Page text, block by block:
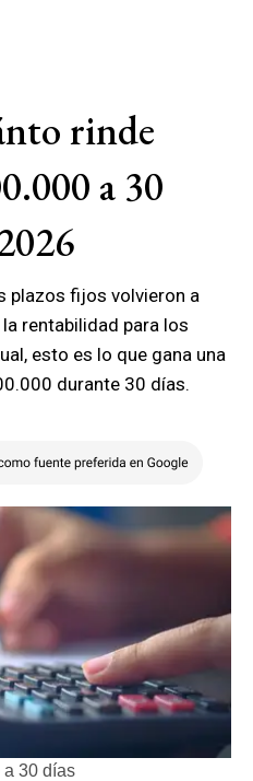
rinde
a 30
plazos fijos volvieron a
rentabilidad para los
esto es lo que gana una
durante 30 días.
a 30 días